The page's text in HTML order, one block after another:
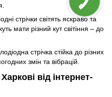
стрічки світять яскраво та
мати різний кут світіння – до
стрічка стійка до різних
змін та вібрацій.
від інтернет-